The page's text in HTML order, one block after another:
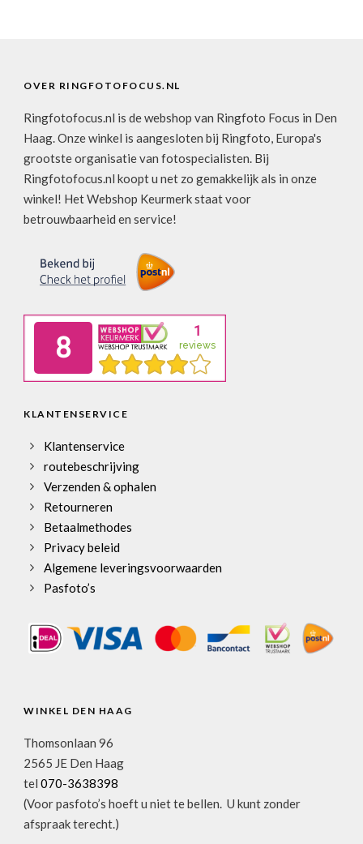
OVER RINGFOTOFOCUS.NL
Ringfotofocus.nl is de webshop van Ringfoto Focus in Den
Haag. Onze winkel is aangesloten bij Ringfoto, Europa's
grootste organisatie van fotospecialisten. Bij
Ringfotofocus.nl koopt u net zo gemakkelijk als in onze
winkel! Het Webshop Keurmerk staat voor
betrouwbaarheid en service!
KLANTENSERVICE
Klantenservice
routebeschrijving
Verzenden & ophalen
Retourneren
Betaalmethodes
Privacy beleid
Algemene leveringsvoorwaarden
Pasfoto’s
WINKEL DEN HAAG
Thomsonlaan 96
2565 JE Den Haag
tel 070-3638398
(Voor pasfoto’s hoeft u niet te bellen. U kunt zonder
afspraak terecht.)